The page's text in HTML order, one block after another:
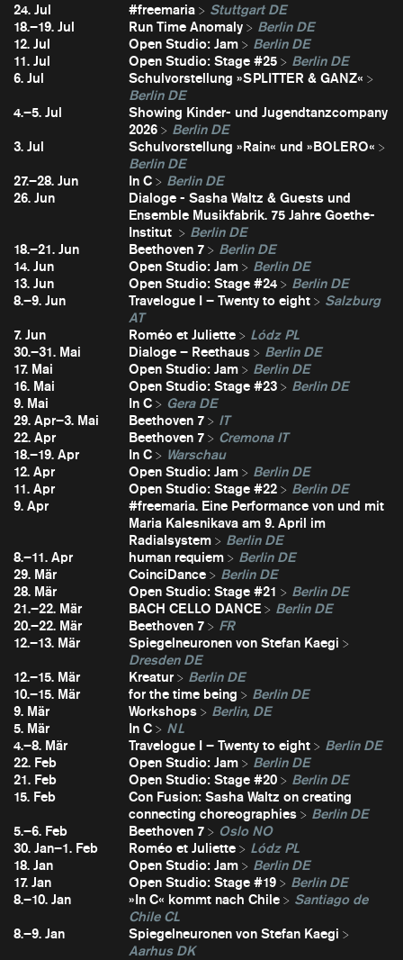
24. Jul #freemaria
Stuttgart DE
18.–19. Jul
Run Time Anomaly
Berlin DE
12. Jul
Open Studio: Jam
Berlin DE
11. Jul
Open Studio: Stage #25
Berlin DE
6. Jul
Schulvorstellung »SPLITTER & GANZ«
Berlin DE
4.–5. Jul
Showing Kinder- und Jugendtanzcompany
2026
Berlin DE
3. Jul
Schulvorstellung »Rain« und »BOLERO«
Berlin DE
27.–28. Jun
In C
Berlin DE
26. Jun
Dialoge - Sasha Waltz & Guests und
Ensemble Musikfabrik. 75 Jahre Goethe-
Institut
Berlin DE
18.–21. Jun
Beethoven 7
Berlin DE
14. Jun
Open Studio: Jam
Berlin DE
13. Jun
Open Studio: Stage #24
Berlin DE
8.–9. Jun
Travelogue I – Twenty to eight
Salzburg
AT
7. Jun
Roméo et Juliette
Lódz PL
30.–31. Mai
Dialoge – Reethaus
Berlin DE
17. Mai
Open Studio: Jam
Berlin DE
16. Mai
Open Studio: Stage #23
Berlin DE
9. Mai
In C
Gera DE
29. Apr–3. Mai
Beethoven 7
IT
22. Apr
Beethoven 7
Cremona IT
18.–19. Apr
In C
Warschau
12. Apr
Open Studio: Jam
Berlin DE
11. Apr
Open Studio: Stage #22
Berlin DE
9. Apr
#freemaria. Eine Performance von und mit
Maria Kalesnikava am 9. April im
Radialsystem
Berlin DE
8.–11. Apr
human requiem
Berlin DE
29. Mär
CoinciDance
Berlin DE
28. Mär
Open Studio: Stage #21
Berlin DE
21.–22. Mär
BACH CELLO DANCE
Berlin DE
20.–22. Mär
Beethoven 7
FR
12.–13. Mär
Spiegelneuronen von Stefan Kaegi
Dresden DE
12.–15. Mär
Kreatur
Berlin DE
10.–15. Mär
for the time being
Berlin DE
9. Mär
Workshops
Berlin, DE
5. Mär
In C
NL
4.–8. Mär
Travelogue I – Twenty to eight
Berlin DE
22. Feb
Open Studio: Jam
Berlin DE
21. Feb
Open Studio: Stage #20
Berlin DE
15. Feb
Con Fusion: Sasha Waltz on creating
connecting choreographies
Berlin DE
5.–6. Feb
Beethoven 7
Oslo NO
30. Jan–1. Feb
Roméo et Juliette
Lódz PL
18. Jan
Open Studio: Jam
Berlin DE
17. Jan
Open Studio: Stage #19
Berlin DE
8.–10. Jan
»In C« kommt nach Chile
Santiago de
Chile CL
8.–9. Jan
Spiegelneuronen von Stefan Kaegi
Aarhus DK